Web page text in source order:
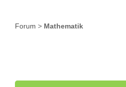
Forum > Mathematik